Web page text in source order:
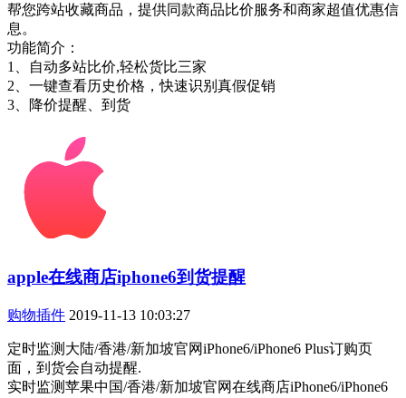
帮您跨站收藏商品，提供同款商品比价服务和商家超值优惠信
息。
功能简介：
1、自动多站比价,轻松货比三家
2、一键查看历史价格，快速识别真假促销
3、降价提醒、到货
apple在线商店iphone6到货提醒
购物插件 2019-11-13 10:03:27
定时监测大陆/香港/新加坡官网iPhone6/iPhone6 Plus订购页
面，到货会自动提醒.
实时监测苹果中国/香港/新加坡官网在线商店iPhone6/iPhone6